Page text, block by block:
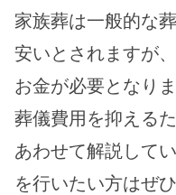
家族葬は一般的な
安いとされますが
お金が必要となりま
葬儀費用を抑える
あわせて解説して
を行いたい方はぜ